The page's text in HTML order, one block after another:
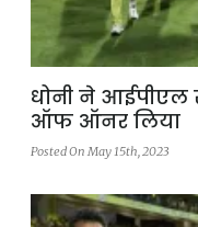
धोनी ने
ऑफ ऑनर लिया
Posted On May 15th, 2023